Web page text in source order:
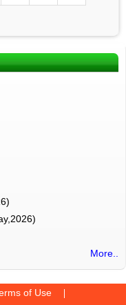
More..
of Use